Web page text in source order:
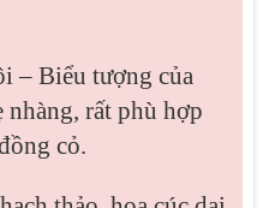
– Biểu tượng của
nhàng, rất phù hợp
cỏ.